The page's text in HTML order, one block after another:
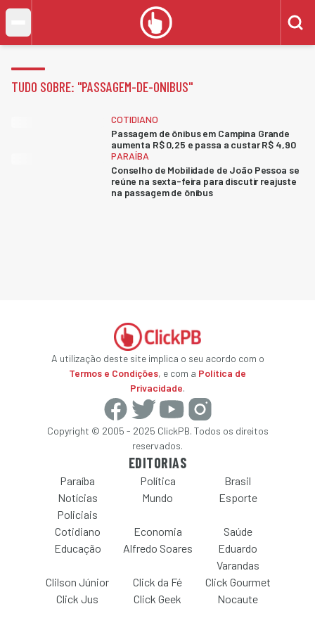
TUDO SOBRE: "PASSAGEM-DE-ONIBUS"
COTIDIANO
Passagem de ônibus em Campina Grande
aumenta R$ 0,25 e passa a custar R$ 4,90
PARAÍBA
Conselho de Mobilidade de João Pessoa se
reúne na sexta-feira para discutir reajuste
na passagem de ônibus
A utilização deste site implica o seu acordo com o
Termos e Condições, e com a Política de
Privacidade.
Copyright © 2005 - 2025 ClickPB. Todos os direitos
reservados.
EDITORIAS
Paraíba Política
Brasil
Notícias
Policiais
Mundo Esporte
Cotidiano Economia
Saúde
Educação
Alfredo Soares
Eduardo
Varandas
Clilson Júnior
Click da Fé
Click Gourmet
Click Jus
Click Geek Nocaute